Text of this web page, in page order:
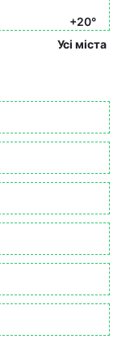
+20°
Усі міста